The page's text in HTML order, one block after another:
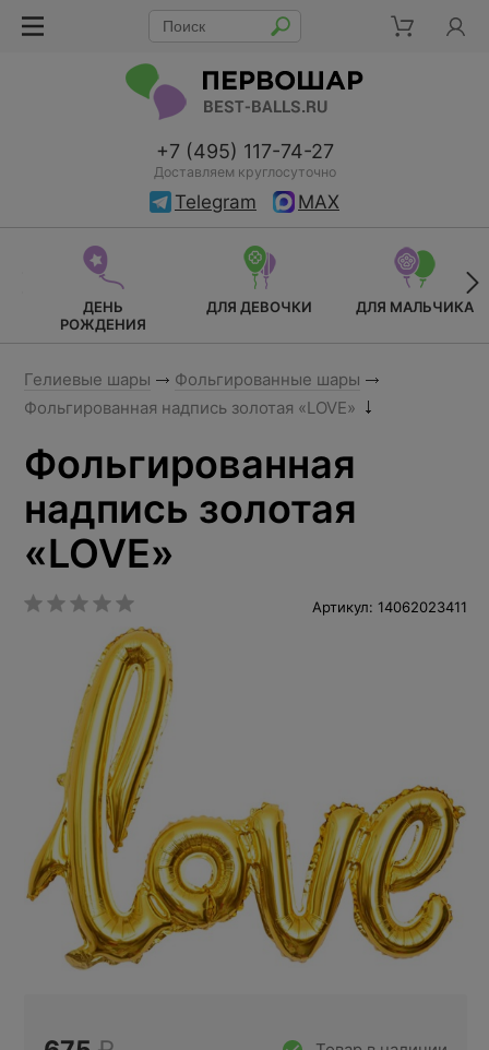
+7 (495) 117-74-27
Доставляем круглосуточно
Telegram MAX
ДЕНЬ
РОЖДЕНИЯ
ДЛЯ ДЕВОЧКИ ДЛЯ МАЛЬЧИКА
Гелиевые шары
Фольгированные шары
Фольгированная надпись золотая «LOVE»
Фольгированная
надпись золотая
«LOVE»
Артикул: 14062023411